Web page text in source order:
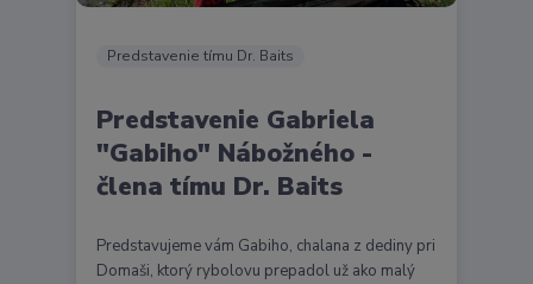
Predstavenie tímu Dr. Baits
Predstavenie Gabriela
"Gabiho" Nábožného -
člena tímu Dr. Baits
Predstavujeme vám Gabiho, chalana z dediny pri
Domaši, ktorý rybolovu prepadol už ako malý